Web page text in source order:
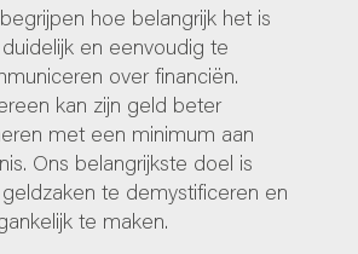
hoe belangrijk het is
en eenvoudig te
over financiën.
kan zijn geld beter
met een minimum aan
Ons belangrijkste doel is
te demystificeren en
te maken.